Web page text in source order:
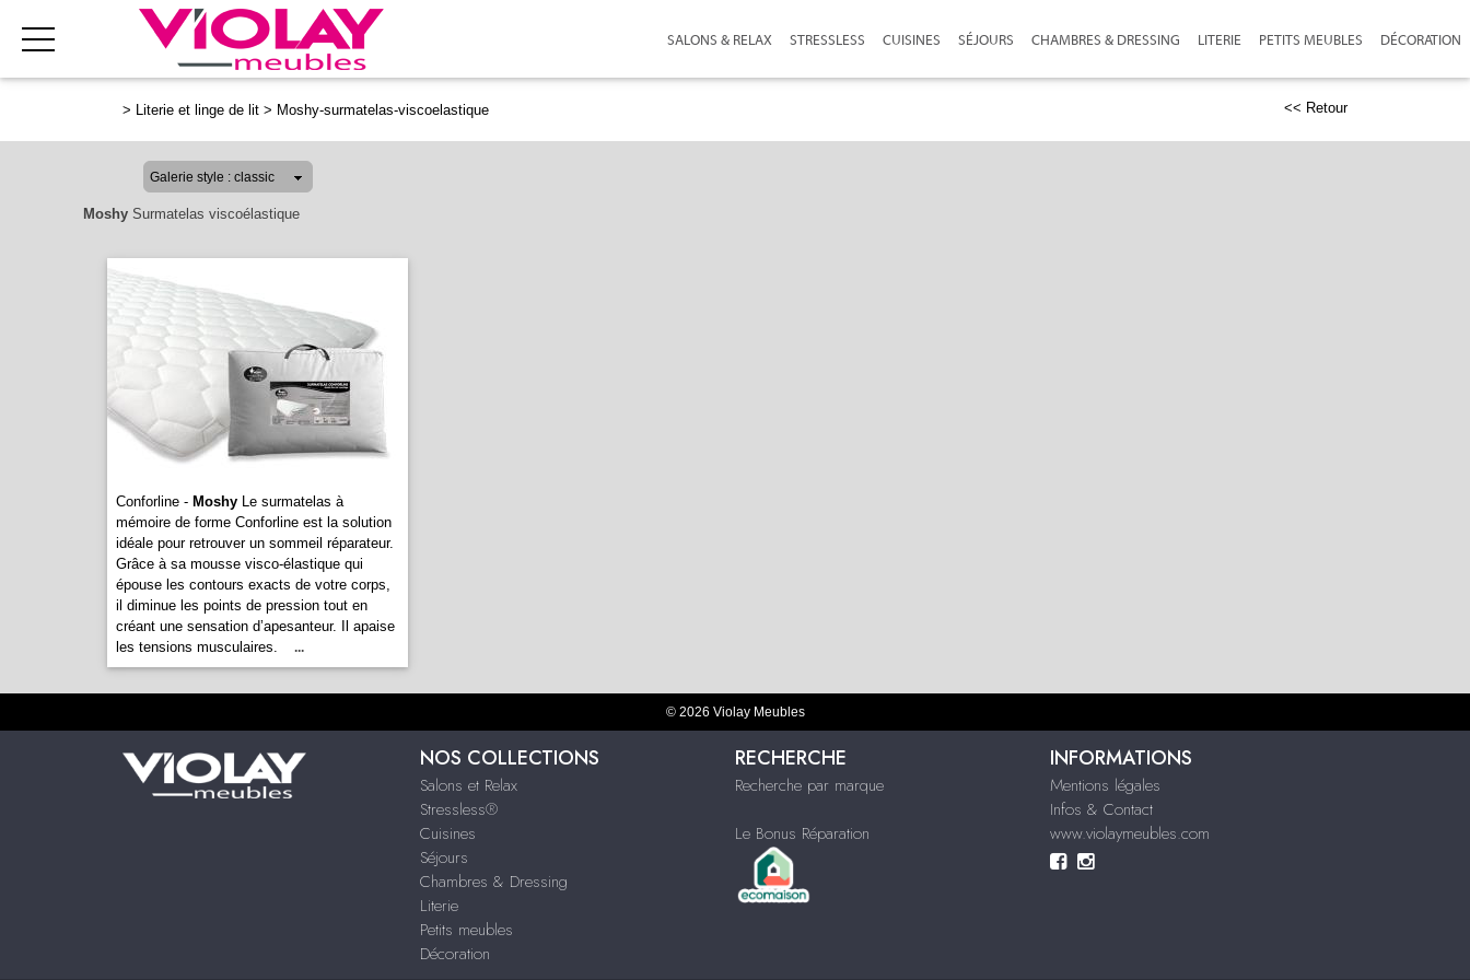
SALONS & RELAX STRESSLESS CUISINES SÉJOURS CHAMBRES & DRESSING LITERIE PETITS MEUBLES DÉCORATION
> Literie et linge de lit > Moshy-surmatelas-viscoelastique << Retour
Moshy Surmatelas viscoélastique
Conforline - Moshy Le surmatelas à
mémoire de forme Conforline est la solution
idéale pour retrouver un sommeil réparateur.
Grâce à sa mousse visco-élastique qui
épouse les contours exacts de votre corps,
il diminue les points de pression tout en
créant une sensation d’apesanteur. Il apaise
les tensions musculaires.
...
© 2026 Violay Meubles
NOS COLLECTIONS
Salons et Relax
Stressless®
Cuisines
Séjours
Chambres & Dressing
Literie
Petits meubles
Décoration
RECHERCHE
Recherche par marque
Le Bonus Réparation
INFORMATIONS
Mentions légales
Infos & Contact
www.violaymeubles.com